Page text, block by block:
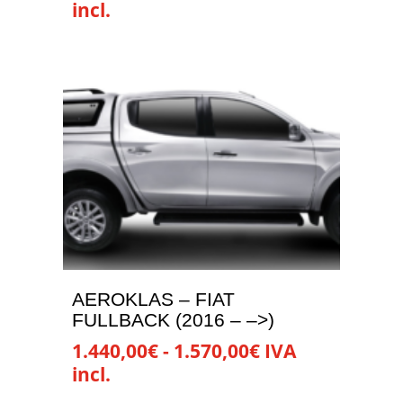
hasta
1.800,00€
incl.
múltiples
variantes.
Las
opciones
se
pueden
elegir
en
página
producto
AEROKLAS – FIAT
FULLBACK (2016 – –>)
1.440,00€- 1.570,00€Rango
IVA
incl.